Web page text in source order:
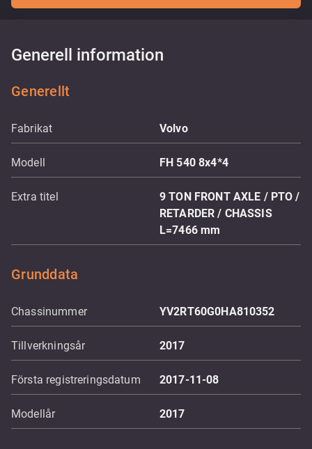
Generell information
Generellt
Fabrikat Volvo
Modell FH 540 8x4*4
Extra titel
9 TON FRONT AXLE / PTO /
RETARDER / CHASSIS
L=7466 mm
Grunddata
Chassinummer YV2RT60G0HA810352
Tillverkningsår 2017
Första registreringsdatum 2017-11-08
Modellår 2017